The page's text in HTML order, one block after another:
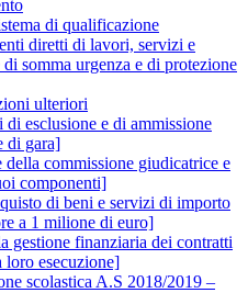
di qualificazione
diretti di lavori, servizi e
somma urgenza e di protezione
ulteriori
esclusione e di ammissione
di gara]
della commissione giudicatrice e
componenti]
di beni e servizi di importo
a 1 milione di euro]
gestione finanziaria dei contratti
loro esecuzione]
scolastica A.S 2018/2019 –